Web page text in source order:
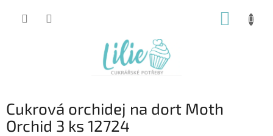
Cukrová orchidej na dort Moth
Orchid 3 ks 12724